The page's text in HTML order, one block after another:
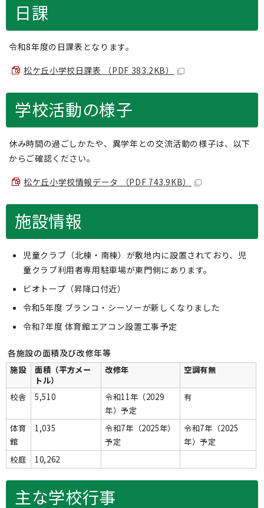
日課
令和8年度の日課表となります。
松ケ丘小学校日課表 （PDF 383.2KB）
学校活動の様子
休み時間の過ごしかたや、異学年との交流活動の様子は、以下
からご確認ください。
松ケ丘小学校情報データ （PDF 743.9KB）
施設情報
児童クラブ（北棟・南棟）が敷地内に設置されており、児
童クラブ利用者専用駐車場が東門側にあります。
ビオトープ（昇降口付近）
令和5年度 ブランコ・シーソーが新しくなりました
令和7年度 体育館エアコン設置工事予定
各施設の面積及び改修年等
施設
面積（平方メー
トル）
改修年 空調有無
校舎 5,510
令和11年（2029
年）予定
有
体育
館
1,035
令和7年（2025年）
予定
令和7年（2025
年）予定
校庭
10,262
主な学校行事